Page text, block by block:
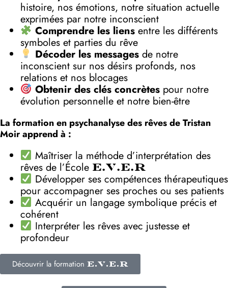
histoire, nos émotions, notre situation actuelle
exprimées par notre inconscient
Comprendre les liensentre les différents
symboles et parties du rêve
Décoder les messagesde notre
inconscient sur nos désirs profonds, nos
relations et nos blocages
Obtenir des clés concrètespour notre
évolution personnelle et notre bien-être
La formation en psychanalyse des rêves de Tristan
Moir apprend à :
Maîtriser la méthode d’interprétation des
rêves de l’École E.V.E.R
Développer ses compétences thérapeutiques
pour accompagner ses proches ou ses patients
Acquérir un langage symbolique précis et
cohérent
Interpréter les rêves avec justesse et
profondeur
Découvrir la formation E.V.E.R